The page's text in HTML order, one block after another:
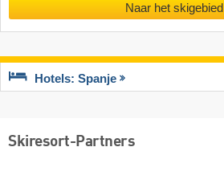
Naar het skigebied
Hotels: Spanje
Skiresort-Partners